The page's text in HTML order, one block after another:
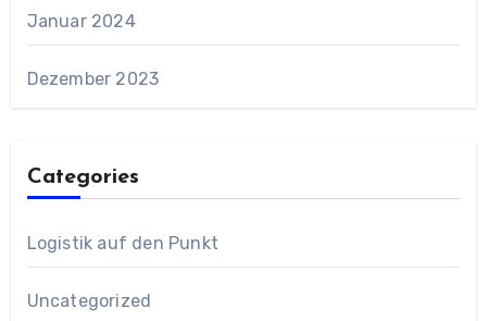
Januar 2024
Dezember 2023
Categories
Logistik auf den Punkt
Uncategorized